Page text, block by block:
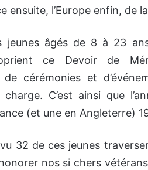
ensuite, l’Europe enfin, de
jeunes âgés de 8 à 23
ce Devoir de
cérémonies et
C’est ainsi que
(et une en Angleterre)
32 de ces jeunes
nos si chers